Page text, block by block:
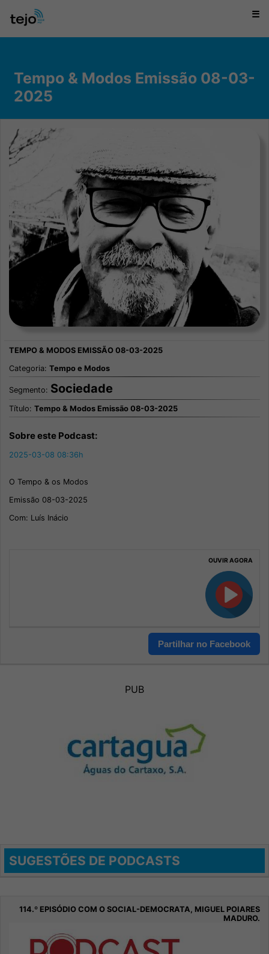
☰
Tempo & Modos Emissão 08-03-
2025
Categoria: Tempo e Modos
Segmento: Sociedade
Título: Tempo & Modos Emissão 08-03-2025
Sobre este Podcast:
2025-03-08 08:36h
O Tempo & os Modos
Emissão 08-03-2025
Com: Luís Inácio
OUVIR AGORA
Partilhar no Facebook
PUB
SUGESTÕES DE PODCASTS